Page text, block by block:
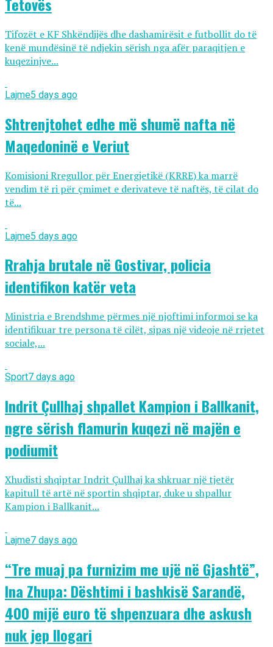
Tifozët e KF Shkëndijës dhe dashamirësit e futbollit do të
kenë mundësinë të ndjekin sërish nga afër paraqitjen e
kuqezinjve...
Lajme5 days ago
Shtrenjtohet edhe më shumë nafta në
Maqedoninë e Veriut
Komisioni Rregullor për Energjetikë (KRRE) ka marrë
vendim të ri për çmimet e derivateve të naftës, të cilat do
të...
Lajme5 days ago
Rrahja brutale në Gostivar, policia
identifikon katër veta
Ministria e Brendshme përmes një njoftimi informoi se ka
identifikuar tre persona të cilët, sipas një videoje në rrjetet
sociale,...
Sport7 days ago
Indrit Çullhaj shpallet Kampion i Ballkanit,
ngre sërish flamurin kuqezi në majën e
podiumit
Xhudisti shqiptar Indrit Çullhaj ka shkruar një tjetër
kapitull të artë në sportin shqiptar, duke u shpallur
Kampion i Ballkanit...
Lajme7 days ago
“Tre muaj pa furnizim me ujë në Gjashtë”,
Ina Zhupa: Dështimi i bashkisë Sarandë,
400 mijë euro të shpenzuara dhe askush
nuk jep llogari